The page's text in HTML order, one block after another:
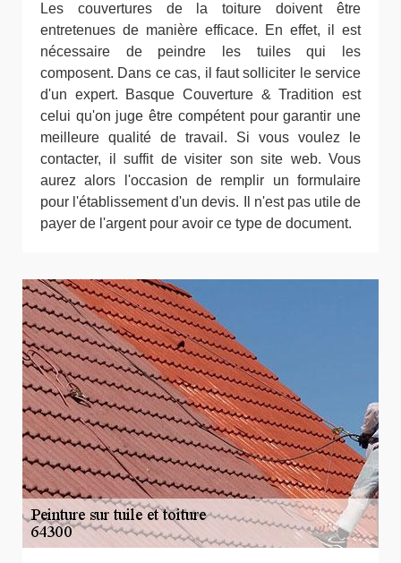
Les couvertures de la toiture doivent être
entretenues de manière efficace. En effet, il est
nécessaire de peindre les tuiles qui les
composent. Dans ce cas, il faut solliciter le service
d'un expert. Basque Couverture & Tradition est
celui qu'on juge être compétent pour garantir une
meilleure qualité de travail. Si vous voulez le
contacter, il suffit de visiter son site web. Vous
aurez alors l'occasion de remplir un formulaire
pour l'établissement d'un devis. Il n'est pas utile de
payer de l'argent pour avoir ce type de document.